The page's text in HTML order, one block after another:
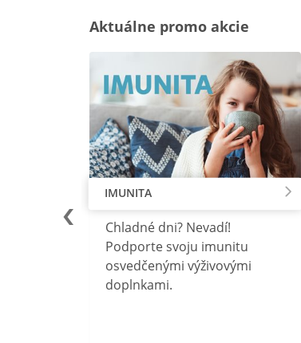
Aktuálne promo akcie
IMUNITA
Chladné dni? Nevadí!
Podporte svoju imunitu
osvedčenými výživovými
doplnkami.